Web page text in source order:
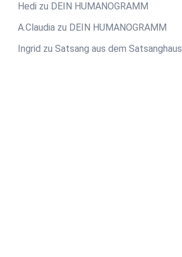
Hedi zu DEIN HUMANOGRAMM
A.Claudia zu DEIN HUMANOGRAMM
Ingrid zu Satsang aus dem Satsanghaus